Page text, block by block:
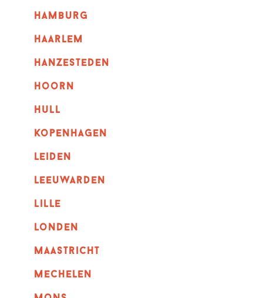
hamburg
haarlem
hanzesteden
hoorn
hull
kopenhagen
leiden
leeuwarden
lille
londen
maastricht
mechelen